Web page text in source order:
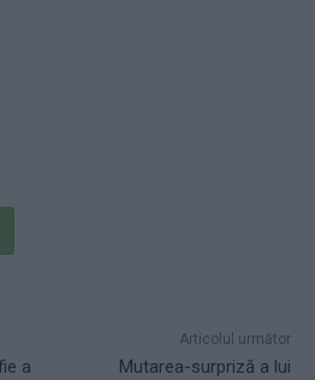
a
Articolul următor
Mutarea-surpriză a lui